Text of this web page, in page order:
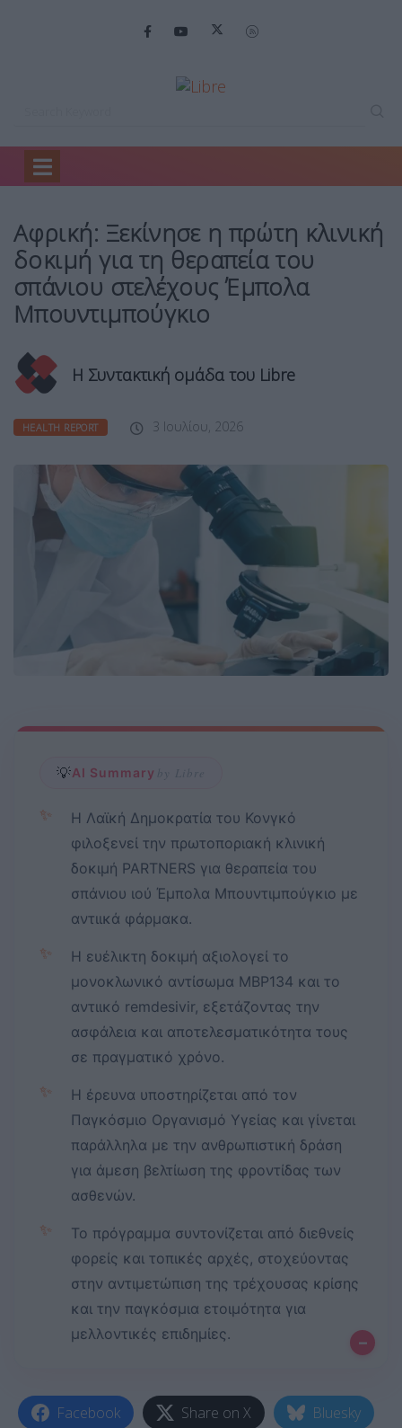
Home
Αφρική: Ξεκίνησε η πρώτη κλινική
δοκιμή για τη θεραπεία του
σπάνιου στελέχους Έμπολα
Μπουντιμπούγκιο
Η Συντακτική ομάδα του Libre
HEALTH REPORT 3 Ιουλίου, 2026
💡AI Summary by Libre
✨
Η Λαϊκή Δημοκρατία του Κονγκό
φιλοξενεί την πρωτοποριακή κλινική
δοκιμή PARTNERS για θεραπεία του
σπάνιου ιού Έμπολα Μπουντιμπούγκιο με
αντιικά φάρμακα.
✨
Η ευέλικτη δοκιμή αξιολογεί το
μονοκλωνικό αντίσωμα MBP134 και το
αντιικό remdesivir, εξετάζοντας την
ασφάλεια και αποτελεσματικότητα τους
σε πραγματικό χρόνο.
✨
Η έρευνα υποστηρίζεται από τον
Παγκόσμιο Οργανισμό Υγείας και γίνεται
παράλληλα με την ανθρωπιστική δράση
για άμεση βελτίωση της φροντίδας των
ασθενών.
✨
Το πρόγραμμα συντονίζεται από διεθνείς
φορείς και τοπικές αρχές, στοχεύοντας
στην αντιμετώπιση της τρέχουσας κρίσης
και την παγκόσμια ετοιμότητα για
μελλοντικές επιδημίες.
–
Facebook Share on X Bluesky